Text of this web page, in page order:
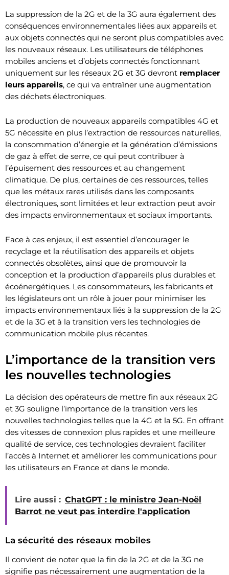
La suppression de la 2G et de la 3G aura également des
conséquences environnementales liées aux appareils et
aux objets connectés qui ne seront plus compatibles avec
les nouveaux réseaux. Les utilisateurs de téléphones
mobiles anciens et d’objets connectés fonctionnant
uniquement sur les réseaux 2G et 3G devront remplacer
leurs appareils, ce qui va entraîner une augmentation
des déchets électroniques.
La production de nouveaux appareils compatibles 4G et
5G nécessite en plus l’extraction de ressources naturelles,
la consommation d’énergie et la génération d’émissions
de gaz à effet de serre, ce qui peut contribuer à
l’épuisement des ressources et au changement
climatique. De plus, certaines de ces ressources, telles
que les métaux rares utilisés dans les composants
électroniques, sont limitées et leur extraction peut avoir
des impacts environnementaux et sociaux importants.
Face à ces enjeux, il est essentiel d’encourager le
recyclage et la réutilisation des appareils et objets
connectés obsolètes, ainsi que de promouvoir la
conception et la production d’appareils plus durables et
écoénergétiques. Les consommateurs, les fabricants et
les législateurs ont un rôle à jouer pour minimiser les
impacts environnementaux liés à la suppression de la 2G
et de la 3G et à la transition vers les technologies de
communication mobile plus récentes.
L’importance de la transition vers
les nouvelles technologies
La décision des opérateurs de mettre fin aux réseaux 2G
et 3G souligne l’importance de la transition vers les
nouvelles technologies telles que la 4G et la 5G. En offrant
des vitesses de connexion plus rapides et une meilleure
qualité de service, ces technologies devraient faciliter
l’accès à Internet et améliorer les communications pour
les utilisateurs en France et dans le monde.
Lire aussi : ChatGPT : le ministre Jean-Noël
Barrot ne veut pas interdire l'application
La sécurité des réseaux mobiles
Il convient de noter que la fin de la 2G et de la 3G ne
signifie pas nécessairement une augmentation de la